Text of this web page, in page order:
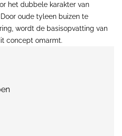
het dubbele karakter van
oude tyleen buizen te
wordt de basisopvatting van
concept omarmt.